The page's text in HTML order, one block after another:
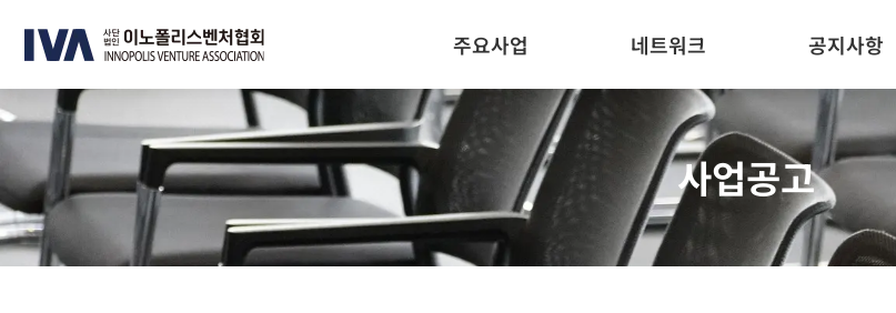
주요사업 네트워크 공지사항
사업공고